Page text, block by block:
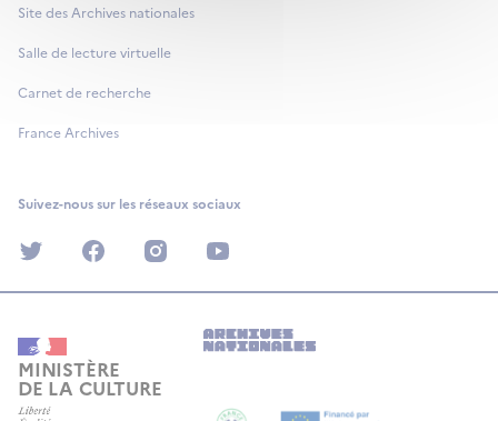
Site des Archives nationales
Salle de lecture virtuelle
Carnet de recherche
France Archives
Suivez-nous sur les réseaux sociaux
twitter facebook instagram
MINISTÈRE
DE LA CULTURE